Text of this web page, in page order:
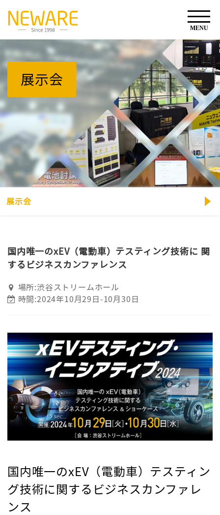
展示会
展示会
国内唯一のxEV（電動車）テスティング技術に 関
するビジネスカンファレンス
場所:渋谷ストリームホール
時間:2024年10月29日-10月30日
国内唯一のxEV（電動車）テスティン
グ技術に関するビジネスカンファレ
ンス